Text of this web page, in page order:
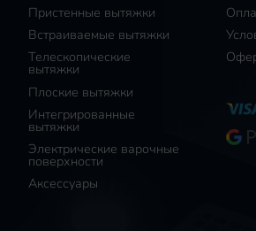
Пристенные вытяжки
Встраиваемые вытяжки
Телескопические
вытяжки
Плоские вытяжки
Интегрированные
вытяжки
Электрические варочные
поверхности
Аксессуары